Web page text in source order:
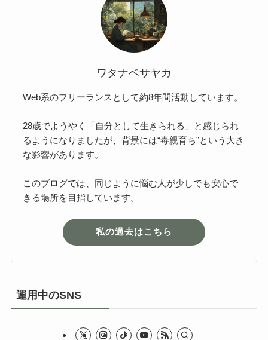
ワタナベサヤカ
Web系のフリーランスとして約8年間活動しています。
28歳でようやく「自分として生きられる」と感じられ
るようになりましたが、背景には“毒親育ち”という大き
な影響があります。
このブログでは、同じように悩む人が少しでも安心で
きる場所を目指しています。
私の過去はこちら
運用中のSNS